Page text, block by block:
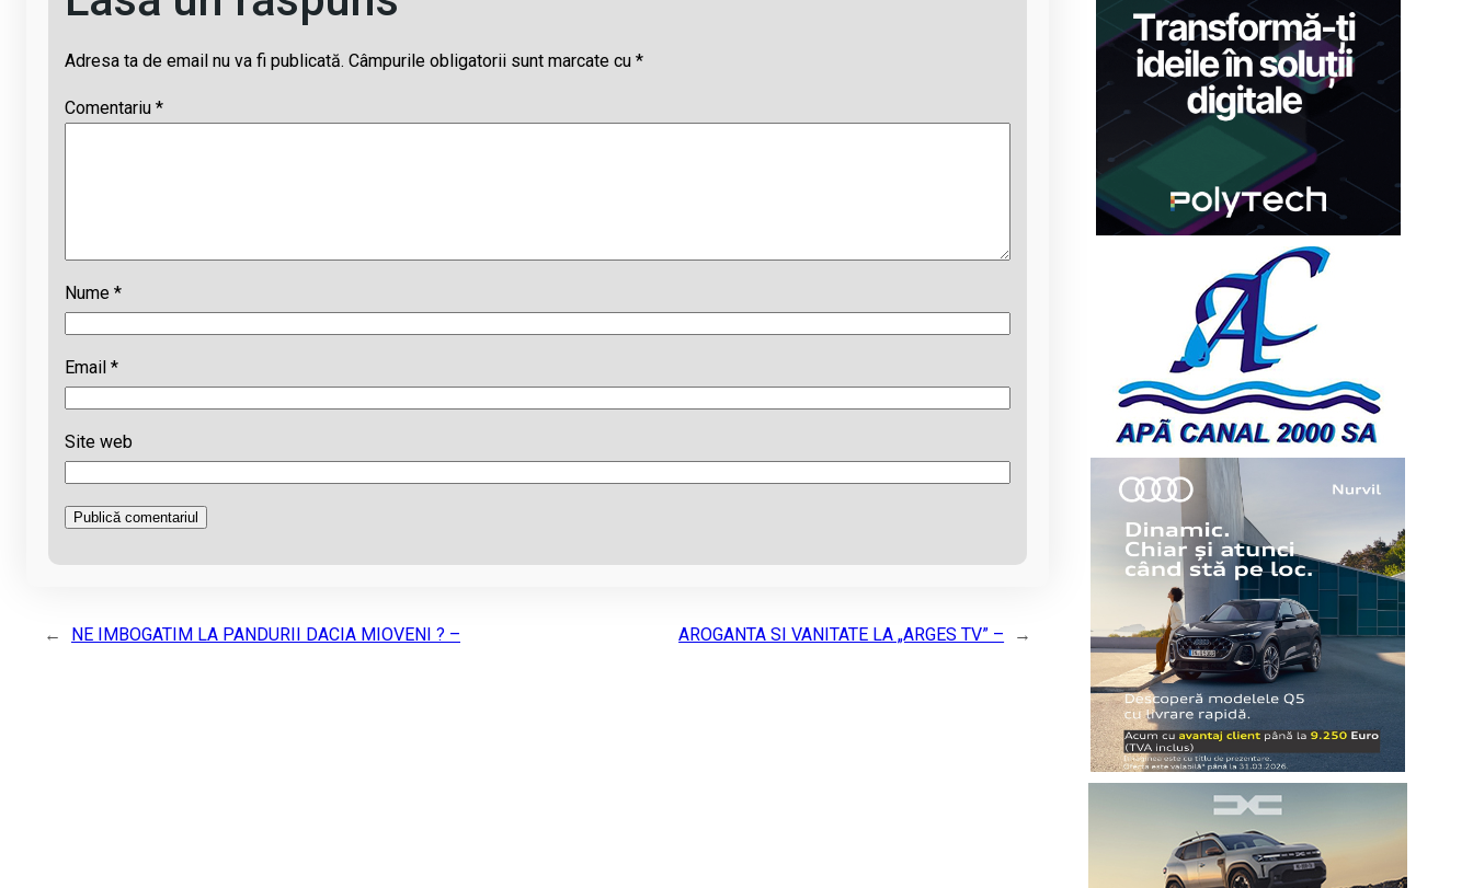
Adresa ta de email nu va fi publicată. Câmpurile obligatorii sunt marcate cu *
Comentariu *
Nume *
Email *
Site web
← NE IMBOGATIM LA PANDURII DACIA MIOVENI ? – AROGANTA SI VANITATE LA „ARGES TV” – →